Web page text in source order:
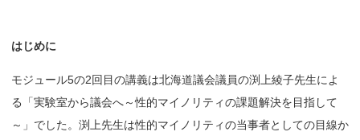
はじめに
モジュール5の2回目の講義は北海道議会議員の渕上綾子先生によ
る「実験室から議会へ～性的マイノリティの課題解決を目指して
～」でした。渕上先生は性的マイノリティの当事者としての目線か